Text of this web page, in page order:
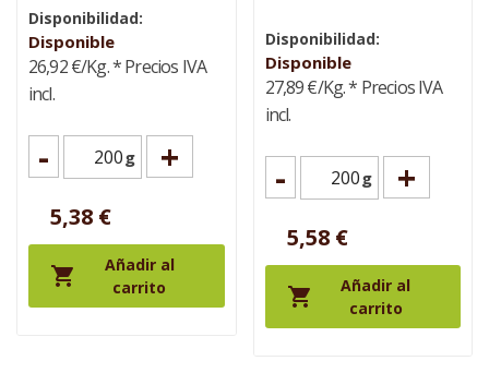
Disponibilidad:
Disponible
26,92 €/Kg.* Precios IVA
incl.
- +
g
5,38 €

Añadir al
carrito
Disponibilidad:
Disponible
27,89 €/Kg.* Precios IVA
incl.
- +
g
5,58 €

Añadir al
carrito